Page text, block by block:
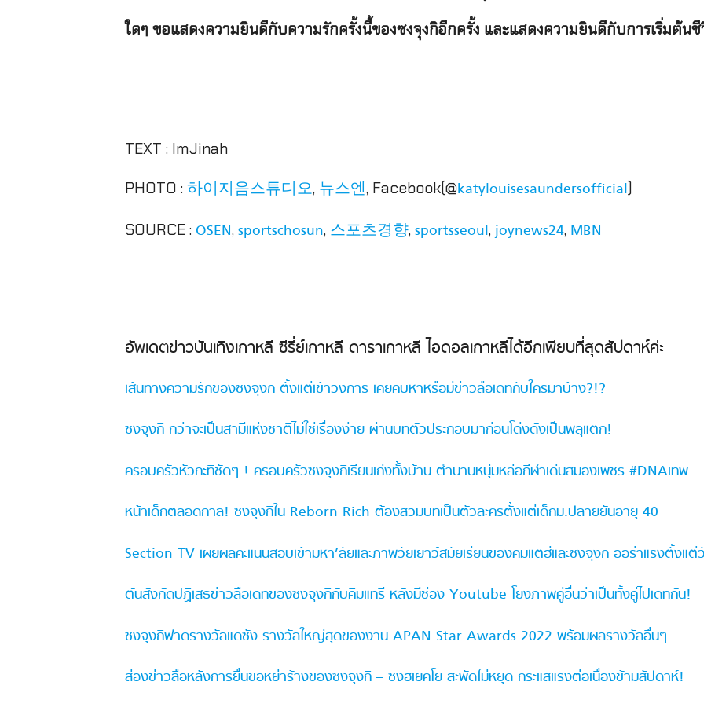
ใดๆ ขอแสดงความยินดีกับความรักครั้งนี้ของซงจุงกิอีกครั้ง และแสดงความยินดีกับการเริ่มต้น
TEXT : ImJinah
PHOTO : 하이지음스튜디오, 뉴스엔, Facebook(@katylouisesaundersofficial)
SOURCE : OSEN, sportschosun, 스포츠경향, sportsseoul, joynews24, MBN
อัพเดตข่าวบันเทิงเกาหลี ซีรี่ย์เกาหลี ดาราเกาหลี ไอดอลเกาหลีได้อีกเพียบที่สุดสัปดาห์ค่ะ
เส้นทางความรักของซงจุงกิ ตั้งแต่เข้าวงการ เคยคบหาหรือมีข่าวลือเดทกับใครมาบ้าง?!?
ซงจุงกิ กว่าจะเป็นสามีแห่งชาติไม่ใช่เรื่องง่าย ผ่านบทตัวประกอบมาก่อนโด่งดังเป็นพลุแตก!
ครอบครัวหัวกะทิชัดๆ ! ครอบครัวซงจุงกิเรียนเก่งทั้งบ้าน ตำนานหนุ่มหล่อกีฬาเด่นสมองเพชร #DNAเทพ
หน้าเด็กตลอดกาล! ซงจุงกิใน Reborn Rich ต้องสวมบทเป็นตัวละครตั้งแต่เด็กม.ปลายยันอายุ 40
Section TV เผยผลคะแนนสอบเข้ามหา’ลัยและภาพวัยเยาว์สมัยเรียนของคิมแตฮีและซงจุงกิ ออร่าแรงตั้งแต่
ต้นสังกัดปฏิเสธข่าวลือเดทของซงจุงกิกับคิมแทรี หลังมีช่อง Youtube โยงภาพคู่อื่นว่าเป็นทั้งคู่ไปเดทกัน!
ซงจุงกิฟาดรางวัลแดซัง รางวัลใหญ่สุดของงาน APAN Star Awards 2022 พร้อมผลรางวัลอื่นๆ
ส่องข่าวลือหลังการยื่นขอหย่าร้างของซงจุงกิ – ซงฮเยคโย สะพัดไม่หยุด กระแสแรงต่อเนื่องข้ามสัปดาห์!